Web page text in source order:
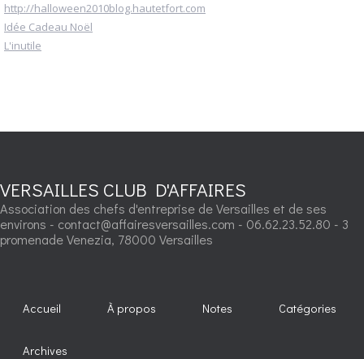
http://halloween2010blog.hautetfort.com
Idée Cadeau Noël
L'inutile
VERSAILLES CLUB D'AFFAIRES
Association des chefs d'entreprise de Versailles et de ses
environs - contact@affairesversailles.com - 06.62.23.52.80 - 3
promenade Venezia, 78000 Versailles
Accueil À propos Notes Catégories
Archives